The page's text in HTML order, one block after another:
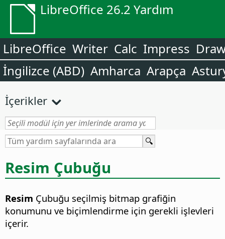
LibreOffice 26.2 Yardım
LibreOffice Writer Calc Impress
İngilizce (ABD) Amharca Arapça
İçerikler
Resim Çubuğu
Resim Çubuğu seçilmiş bitmap grafiğin
konumunu ve biçimlendirme için gerekli işlevleri
içerir.